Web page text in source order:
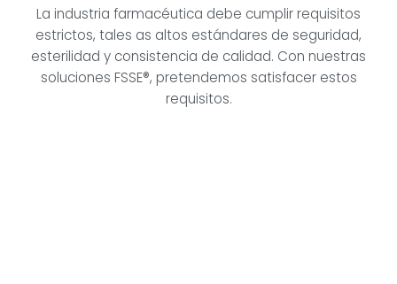
La industria farmacéutica debe cumplir requisitos
estrictos, tales as altos estándares de seguridad,
esterilidad y consistencia de calidad. Con nuestras
soluciones FSSE®, pretendemos satisfacer estos
requisitos.